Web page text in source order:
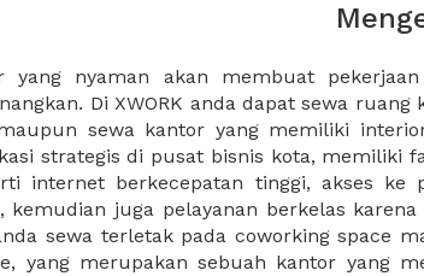
yang nyaman akan membuat
Di XWORK anda dapat sewa ruang
sewa kantor yang memiliki
strategis di pusat bisnis kota, memiliki
internet berkecepatan tinggi, akses ke
kemudian juga pelayanan berkelas karena
sewa terletak pada coworking space
yang merupakan sebuah kantor yang
baru Anda, seperti surat domisili, Tanda
Surat Izin Usaha Perdagangan, dan
maupun akte pendirian CV untuk usaha
XWORK juga mempermudah
anda dapat memilih kantor yang
Anda dapat survey atau
akan dibuat lebih mudah
Anda, dan juga sewa kantor murah karena